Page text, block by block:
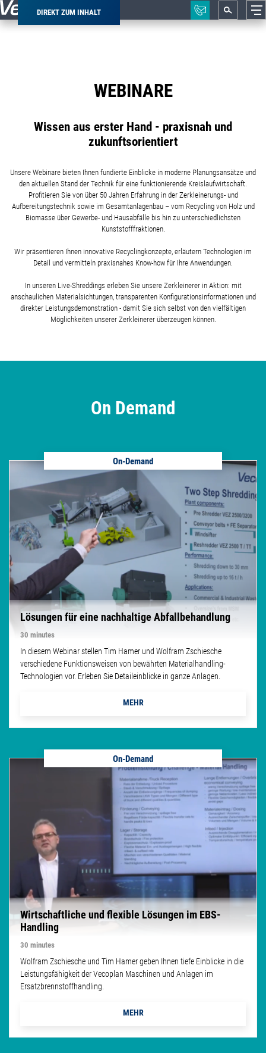
DIREKT ZUM INHALT
Pfadnavigation
WEBINARE
Wissen aus erster Hand - praxisnah und
zukunftsorientiert
Unsere Webinare bieten Ihnen fundierte Einblicke in moderne Planungsansätze und
den aktuellen Stand der Technik für eine funktionierende Kreislaufwirtschaft.
Profitieren Sie von über 50 Jahren Erfahrung in der Zerkleinerungs- und
Aufbereitungstechnik sowie im Gesamtanlagenbau – vom Recycling von Holz und
Biomasse über Gewerbe- und Hausabfälle bis hin zu unterschiedlichsten
Kunststofffraktionen.
Wir präsentieren Ihnen innovative Recyclingkonzepte, erläutern Technologien im
Detail und vermitteln praxisnahes Know-how für Ihre Anwendungen.
In unseren Live-Shreddings erleben Sie unsere Zerkleinerer in Aktion: mit
anschaulichen Materialsichtungen, transparenten Konfigurationsinformationen und
direkter Leistungsdemonstration - damit Sie sich selbst von den vielfältigen
Möglichkeiten unserer Zerkleinerer überzeugen können.
On Demand
On-Demand
Lösungen für eine nachhaltige Abfallbehandlung
30 minutes
In diesem Webinar stellen Tim Hamer und Wolfram Zschiesche
verschiedene Funktionsweisen von bewährten Materialhandling-
Technologien vor. Erleben Sie Detaileinblicke in ganze Anlagen.
MEHR
On-Demand
Wirtschaftliche und flexible Lösungen im EBS-
Handling
30 minutes
Wolfram Zschiesche und Tim Hamer geben Ihnen tiefe Einblicke in die
Leistungsfähigkeit der Vecoplan Maschinen und Anlagen im
Ersatzbrennstoffhandling.
MEHR